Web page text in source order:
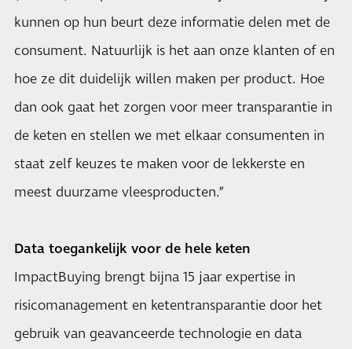
kunnen op hun beurt deze informatie delen met de
consument. Natuurlijk is het aan onze klanten of en
hoe ze dit duidelijk willen maken per product. Hoe
dan ook gaat het zorgen voor meer transparantie in
de keten en stellen we met elkaar consumenten in
staat zelf keuzes te maken voor de lekkerste en
meest duurzame vleesproducten.”
Data toegankelijk voor de hele keten
ImpactBuying brengt bijna 15 jaar expertise in
risicomanagement en ketentransparantie door het
gebruik van geavanceerde technologie en data